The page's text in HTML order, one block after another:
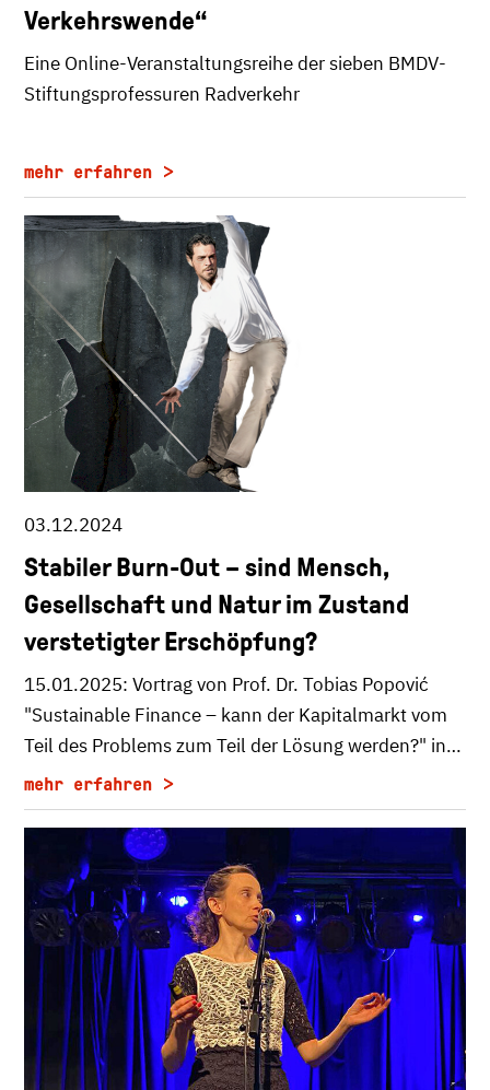
Verkehrswende“
Eine Online-Veranstaltungsreihe der sieben BMDV-
Stiftungsprofessuren Radverkehr
mehr erfahren
03.12.2024
Stabiler Burn-Out – sind Mensch,
Gesellschaft und Natur im Zustand
verstetigter Erschöpfung?
15.01.2025: Vortrag von Prof. Dr. Tobias Popović
"Sustainable Finance – kann der Kapitalmarkt vom
Teil des Problems zum Teil der Lösung werden?" in…
mehr erfahren